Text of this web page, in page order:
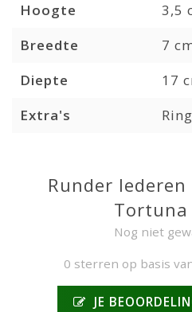
Hoogte
3,5
Breedte
7
Diepte
17
Extra's
Runder
Tortuna
Nog niet
0 sterren op basis
JE